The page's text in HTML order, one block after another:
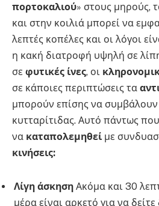
πορτοκαλιού» στους μηρούς,
και στην κοιλιά μπορεί να
λεπτές κοπέλες και οι λόγοι
η κακή διατροφή υψηλή σε
σε φυτικές ίνες, οι
σε κάποιες περιπτώσεις τα
μπορούν επίσης να συμβάλουν
κυτταρίτιδας. Αυτό πάντως που
να καταπολεμηθείμε
κινήσεις:
Λίγη άσκηση Ακόμα και 30
μέρα είναι αρκετό για να